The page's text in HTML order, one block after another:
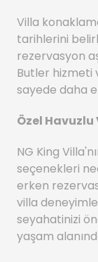
Villa
tarihlerini
rezervasyon
Butler hizmeti
sayede daha
Özel Havuzlu
NG King
seçenekleri
erken
villa
seyahatinizi
yaşam